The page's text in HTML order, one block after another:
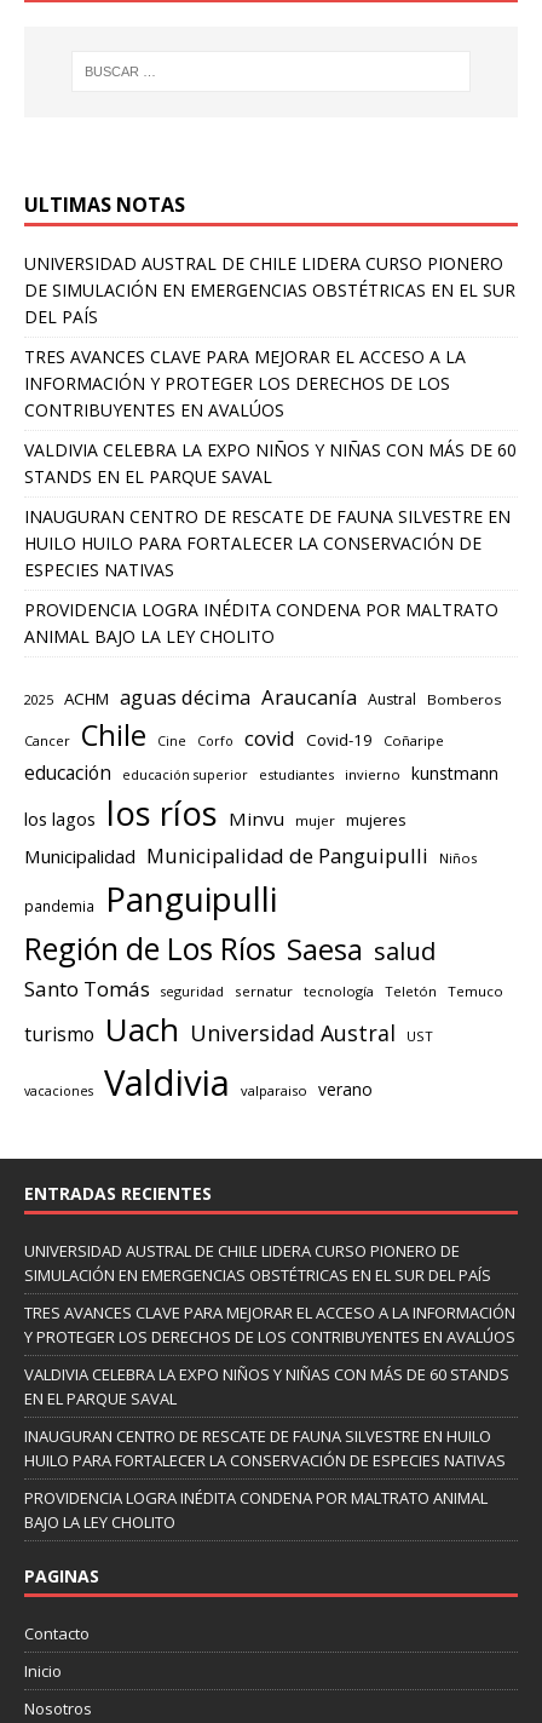
ULTIMAS NOTAS
UNIVERSIDAD AUSTRAL DE CHILE LIDERA CURSO PIONERO
DE SIMULACIÓN EN EMERGENCIAS OBSTÉTRICAS EN EL SUR
DEL PAÍS
TRES AVANCES CLAVE PARA MEJORAR EL ACCESO A LA
INFORMACIÓN Y PROTEGER LOS DERECHOS DE LOS
CONTRIBUYENTES EN AVALÚOS
VALDIVIA CELEBRA LA EXPO NIÑOS Y NIÑAS CON MÁS DE 60
STANDS EN EL PARQUE SAVAL
INAUGURAN CENTRO DE RESCATE DE FAUNA SILVESTRE EN
HUILO HUILO PARA FORTALECER LA CONSERVACIÓN DE
ESPECIES NATIVAS
PROVIDENCIA LOGRA INÉDITA CONDENA POR MALTRATO
ANIMAL BAJO LA LEY CHOLITO
2025 ACHM aguas décima Araucanía Austral Bomberos
Cancer Chile Cine Corfo covid Covid-19 Coñaripe
educación educación superior estudiantes invierno kunstmann
los lagos los ríos Minvu mujer mujeres
Municipalidad Municipalidad de Panguipulli Niños
pandemia Panguipulli
Región de Los Ríos Saesa salud
Santo Tomás seguridad sernatur tecnología Teletón Temuco
turismo Uach Universidad Austral UST
vacaciones Valdivia valparaiso verano
ENTRADAS RECIENTES
UNIVERSIDAD AUSTRAL DE CHILE LIDERA CURSO PIONERO DE
SIMULACIÓN EN EMERGENCIAS OBSTÉTRICAS EN EL SUR DEL PAÍS
TRES AVANCES CLAVE PARA MEJORAR EL ACCESO A LA INFORMACIÓN
Y PROTEGER LOS DERECHOS DE LOS CONTRIBUYENTES EN AVALÚOS
VALDIVIA CELEBRA LA EXPO NIÑOS Y NIÑAS CON MÁS DE 60 STANDS
EN EL PARQUE SAVAL
INAUGURAN CENTRO DE RESCATE DE FAUNA SILVESTRE EN HUILO
HUILO PARA FORTALECER LA CONSERVACIÓN DE ESPECIES NATIVAS
PROVIDENCIA LOGRA INÉDITA CONDENA POR MALTRATO ANIMAL
BAJO LA LEY CHOLITO
PAGINAS
Contacto
Inicio
Nosotros